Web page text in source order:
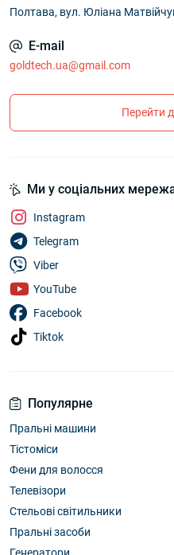
Полтава, вул. Юліана
E-mail
goldtech.ua@gmail.com
Перейти
Популярне
Пральні машини
Тістоміси
Фени для волосся
Телевізори
Стельові світильники
Пральні засоби
Ми у соціальних
Instagram
Telegram
Viber
YouTube
Facebook
Tiktok